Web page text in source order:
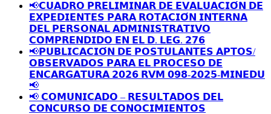
📢𝗖𝗨𝗔𝗗𝗥𝗢 𝗣𝗥𝗘𝗟𝗜𝗠𝗜𝗡𝗔𝗥 𝗗𝗘 𝗘𝗩𝗔𝗟𝗨𝗔𝗖𝗜𝗢́𝗡 𝗗𝗘
𝗘𝗫𝗣𝗘𝗗𝗜𝗘𝗡𝗧𝗘𝗦 𝗣𝗔𝗥𝗔 𝗥𝗢𝗧𝗔𝗖𝗜𝗢́𝗡 𝗜𝗡𝗧𝗘𝗥𝗡𝗔
𝗗𝗘𝗟 𝗣𝗘𝗥𝗦𝗢𝗡𝗔𝗟 𝗔𝗗𝗠𝗜𝗡𝗜𝗦𝗧𝗥𝗔𝗧𝗜𝗩𝗢
𝗖𝗢𝗠𝗣𝗥𝗘𝗡𝗗𝗜𝗗𝗢 𝗘𝗡 𝗘𝗟 𝗗. 𝗟𝗘𝗚. 𝟮𝟳𝟲
📢𝗣𝗨𝗕𝗟𝗜𝗖𝗔𝗖𝗜𝗢́𝗡 𝗗𝗘 𝗣𝗢𝗦𝗧𝗨𝗟𝗔𝗡𝗧𝗘𝗦 𝗔𝗣𝗧𝗢𝗦/
𝗢𝗕𝗦𝗘𝗥𝗩𝗔𝗗𝗢𝗦 𝗣𝗔𝗥𝗔 𝗘𝗟 𝗣𝗥𝗢𝗖𝗘𝗦𝗢 𝗗𝗘
𝗘𝗡𝗖𝗔𝗥𝗚𝗔𝗧𝗨𝗥𝗔 𝟮𝟬𝟮𝟲 𝗥𝗩𝗠 𝟬𝟵𝟴-𝟮𝟬𝟮𝟱-𝗠𝗜𝗡𝗘𝗗𝗨
📢
📢 𝗖𝗢𝗠𝗨𝗡𝗜𝗖𝗔𝗗𝗢 – 𝗥𝗘𝗦𝗨𝗟𝗧𝗔𝗗𝗢𝗦 𝗗𝗘𝗟
𝗖𝗢𝗡𝗖𝗨𝗥𝗦𝗢 𝗗𝗘 𝗖𝗢𝗡𝗢𝗖𝗜𝗠𝗜𝗘𝗡𝗧𝗢𝗦